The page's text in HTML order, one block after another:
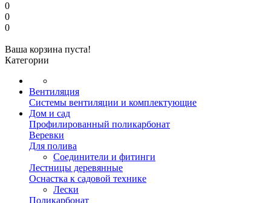
0
0
0
Ваша корзина пуста!
Категории
Вентиляция
Системы вентиляции и комплектующие
Дом и сад
Профилированный поликарбонат
Веревки
Для полива
Соединители и фитинги
Лестницы деревянные
Оснастка к садовой технике
Лески
Поликарбонат